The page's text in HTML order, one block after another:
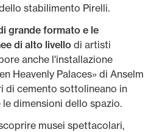
stabilimento Pirelli.
grande formato e le
di alto livello di artisti
anche l'installazione
Heavenly Palaces» di Anselm
di cemento sottolineano in
dimensioni dello spazio.
musei spettacolari,